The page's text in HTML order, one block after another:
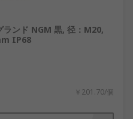
ンド NGM 黒, 径：M20,
IP68
￥201.70/個